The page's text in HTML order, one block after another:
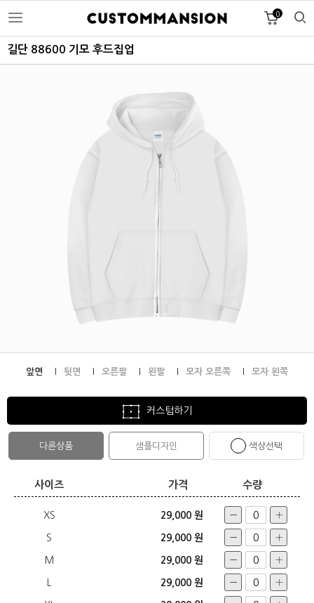
0
길단 88600 기모 후드집업
앞면 뒷면 오른팔 왼팔 모자 오른쪽 모자 왼쪽
커스텀하기
다른상품 샘플디자인 색상선택
사이즈 가격 수량
XS 29,000 원
S 29,000 원
M 29,000 원
29,000 원